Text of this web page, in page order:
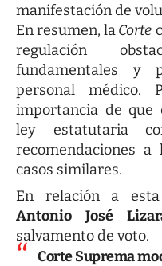
manifestación de
En resumen, laCorte
regulación
fundamentales y
personal médico.
importancia de que
ley estatutaria
recomendaciones
casos similares.
En relación a
Antonio José
salvamento de voto.
Corte Suprema